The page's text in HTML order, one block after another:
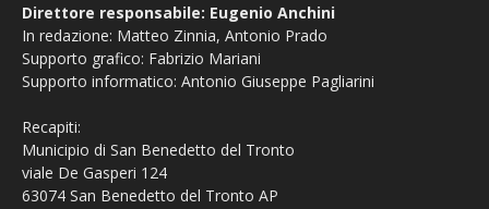
Direttore responsabile: Eugenio Anchini
In redazione: Matteo Zinnia, Antonio Prado
Supporto grafico: Fabrizio Mariani
Supporto informatico: Antonio Giuseppe Pagliarini
Recapiti:
Municipio di San Benedetto del Tronto
viale De Gasperi 124
63074 San Benedetto del Tronto AP